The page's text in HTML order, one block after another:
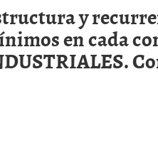
TODOS
LOS
VALORES
DE
y
en cada